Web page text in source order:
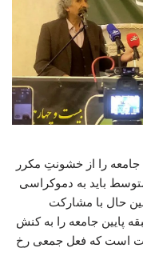
جامعه را از خشونتِ مکرر
باید به دموکراسی
حال با مشارکت
پایین جامعه را به کنش
است که فعل جمعی رخ